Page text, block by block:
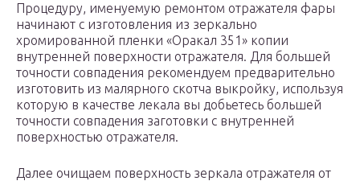
Процедуру, именуемую ремонтом отражателя фары
начинают с изготовления из зеркально
хромированной пленки «Оракал 351» копии
внутренней поверхности отражателя. Для большей
точности совпадения рекомендуем предварительно
изготовить из малярного скотча выкройку, используя
которую в качестве лекала вы добьетесь большей
точности совпадения заготовки с внутренней
поверхностью отражателя.
Далее очищаем поверхность зеркала отражателя от